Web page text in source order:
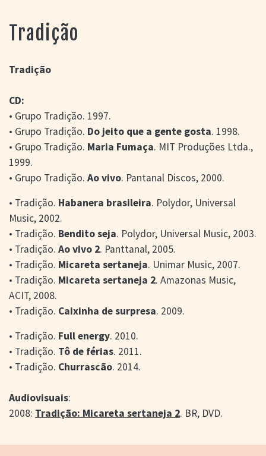
PORTAL DO
> APRESENTAÇÃO
> FILMOGRAFIAS DE
CINEASTAS
> DISCOGRAFIAS
> BIBLIOGRAFIAS
CONTATO E
LOCALIZAÇÃO
Tradição
Tradição
CD:
• Grupo Tradição. 1997.
• Grupo Tradição. Do jeito que a gente gosta. 1998.
• Grupo Tradição. Maria Fumaça. MIT Produções Ltda.,
1999.
• Grupo Tradição. Ao vivo. Pantanal Discos, 2000.
• Tradição. Habanera brasileira. Polydor, Universal
Music, 2002.
• Tradição. Bendito seja. Polydor, Universal Music, 2003.
• Tradição. Ao vivo 2. Panttanal, 2005.
• Tradição. Micareta sertaneja. Unimar Music, 2007.
• Tradição. Micareta sertaneja 2. Amazonas Music,
ACIT, 2008.
• Tradição. Caixinha de surpresa. 2009.
• Tradição. Full energy. 2010.
• Tradição. Tô de férias. 2011.
• Tradição. Churrascão. 2014.
Audiovisuais:
2008: Tradição: Micareta sertaneja 2. BR, DVD.